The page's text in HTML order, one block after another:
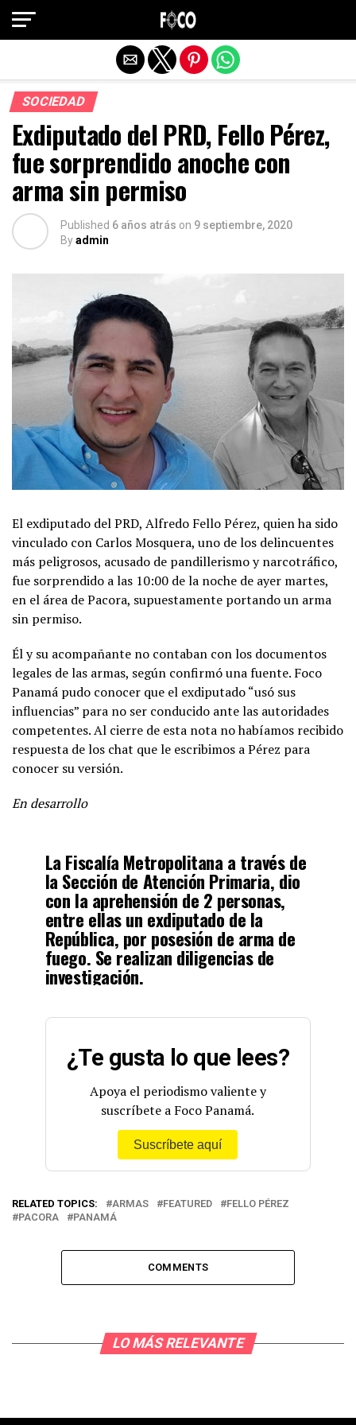
SOCIEDAD
Exdiputado del PRD, Fello Pérez,
fue sorprendido anoche con
arma sin permiso
Published 6 años atrás on 9 septiembre, 2020
Byadmin
El exdiputado del PRD, Alfredo Fello Pérez, quien ha sido
vinculado con Carlos Mosquera, uno de los delincuentes
más peligrosos, acusado de pandillerismo y narcotráfico,
fue sorprendido a las 10:00 de la noche de ayer martes,
en el área de Pacora, supuestamente portando un arma
sin permiso.
Él y su acompañante no contaban con los documentos
legales de las armas, según confirmó una fuente. Foco
Panamá pudo conocer que el exdiputado “usó sus
influencias” para no ser conducido ante las autoridades
competentes. Al cierre de esta nota no habíamos recibido
respuesta de los chat que le escribimos a Pérez para
conocer su versión.
En desarrollo
La Fiscalía Metropolitana a través de
la Sección de Atención Primaria, dio
con la aprehensión de 2 personas,
entre ellas un exdiputado de la
República, por posesión de arma de
fuego. Se realizan diligencias de
investigación.
¿Te gusta lo que lees?
Apoya el periodismo valiente y
suscríbete a Foco Panamá.
Suscríbete aquí
RELATED TOPICS: ARMAS FEATURED
FELLO PÉREZ
PACORA
PANAMÁ
COMMENTS
LO MÁS RELEVANTE
Salir de la versión móvil